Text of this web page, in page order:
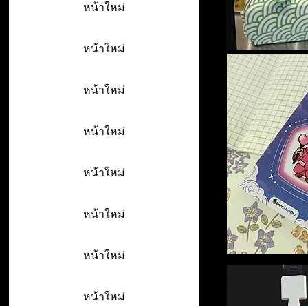
หน้าใหม่
หน้าใหม่
หน้าใหม่
หน้าใหม่
หน้าใหม่
หน้าใหม่
หน้าใหม่
หน้าใหม่